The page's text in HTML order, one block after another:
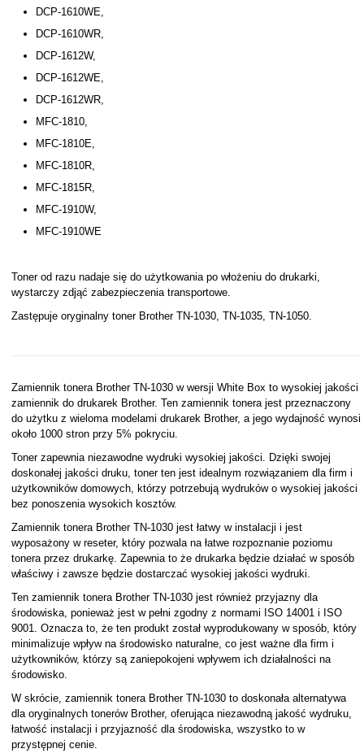
DCP-1610WE,
DCP-1610WR,
DCP-1612W,
DCP-1612WE,
DCP-1612WR,
MFC-1810,
MFC-1810E,
MFC-1810R,
MFC-1815R,
MFC-1910W,
MFC-1910WE
Toner od razu nadaje się do użytkowania po włożeniu do drukarki,
wystarczy zdjąć zabezpieczenia transportowe.
Zastępuje oryginalny toner Brother TN-1030, TN-1035, TN-1050.
Zamiennik tonera Brother TN-1030 w wersji White Box to wysokiej jakości
zamiennik do drukarek Brother. Ten zamiennik tonera jest przeznaczony
do użytku z wieloma modelami drukarek Brother, a jego wydajność wynosi
około 1000 stron przy 5% pokryciu.
Toner zapewnia niezawodne wydruki wysokiej jakości. Dzięki swojej
doskonałej jakości druku, toner ten jest idealnym rozwiązaniem dla firm i
użytkowników domowych, którzy potrzebują wydruków o wysokiej jakości
bez ponoszenia wysokich kosztów.
Zamiennik tonera Brother TN-1030 jest łatwy w instalacji i jest
wyposażony w reseter, który pozwala na łatwe rozpoznanie poziomu
tonera przez drukarkę. Zapewnia to że drukarka będzie działać w sposób
właściwy i zawsze będzie dostarczać wysokiej jakości wydruki.
Ten zamiennik tonera Brother TN-1030 jest również przyjazny dla
środowiska, ponieważ jest w pełni zgodny z normami ISO 14001 i ISO
9001. Oznacza to, że ten produkt został wyprodukowany w sposób, który
minimalizuje wpływ na środowisko naturalne, co jest ważne dla firm i
użytkowników, którzy są zaniepokojeni wpływem ich działalności na
środowisko.
W skrócie, zamiennik tonera Brother TN-1030 to doskonała alternatywa
dla oryginalnych tonerów Brother, oferująca niezawodną jakość wydruku,
łatwość instalacji i przyjazność dla środowiska, wszystko to w
przystępnej cenie.